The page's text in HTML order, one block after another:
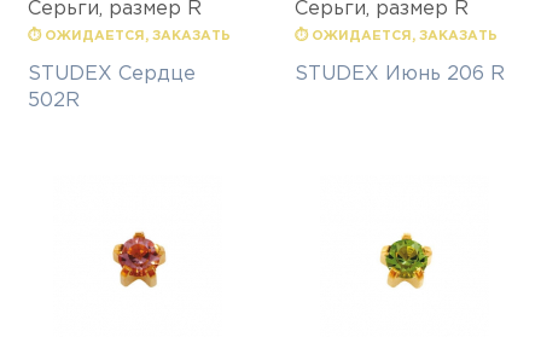
Серьги, размер R
⏱ ОЖИДАЕТСЯ, ЗАКАЗАТЬ
STUDEX Сердце
502R
Серьги, размер R
⏱ ОЖИДАЕТСЯ, ЗАКАЗАТЬ
STUDEX Июнь 206 R